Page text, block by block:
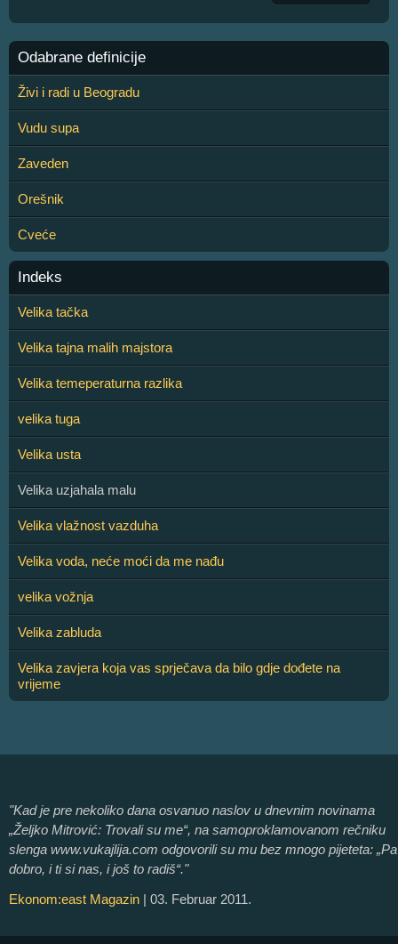
Odabrane definicije
Živi i radi u Beogradu
Vudu supa
Zaveden
Orešnik
Cveće
Indeks
Velika tačka
Velika tajna malih majstora
Velika temeperaturna razlika
velika tuga
Velika usta
Velika uzjahala malu
Velika vlažnost vazduha
Velika voda, neće moći da me nađu
velika vožnja
Velika zabluda
Velika zavjera koja vas sprječava da bilo gdje dođete na
vrijeme
"Kad je pre nekoliko dana osvanuo naslov u dnevnim novinama
„Željko Mitrović: Trovali su me“, na samoproklamovanom rečniku
slenga www.vukajlija.com odgovorili su mu bez mnogo pijeteta: „Pa
dobro, i ti si nas, i još to radiš“."
Ekonom:east Magazin | 03. Februar 2011.